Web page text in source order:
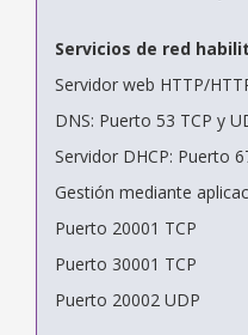
Servicios de red
Servidor web HTTP/
DNS: Puerto 53 TCP y
Servidor DHCP: Puerto
Gestión mediante
Puerto 20001 TCP
Puerto 30001 TCP
Puerto 20002 UDP